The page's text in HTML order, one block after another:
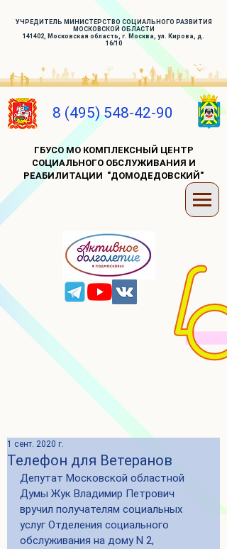
УЧРЕДИТЕЛЬ МИНИСТЕРСТВО СОЦИАЛЬНОГО РАЗВИТИЯ
МОСКОВСКОЙ ОБЛАСТИ
141402, Московская область, г. Москва, ул. Кирова, д.
16/10
8 (495) 548-42-90
ГБУСО МО КОМПЛЕКСНЫЙ ЦЕНТР
СОЦИАЛЬНОГО ОБСЛУЖИВАНИЯ И
РЕАБИЛИТАЦИИ "ДОМОДЕДОВСКИЙ"
Телефон для Ветеранов
1 сент. 2020 г.
Депутат Московской областной
Думы Жук Владимир Петрович
вручил получателям социальных
услуг Отделения социального
обслуживания на дому N 2,